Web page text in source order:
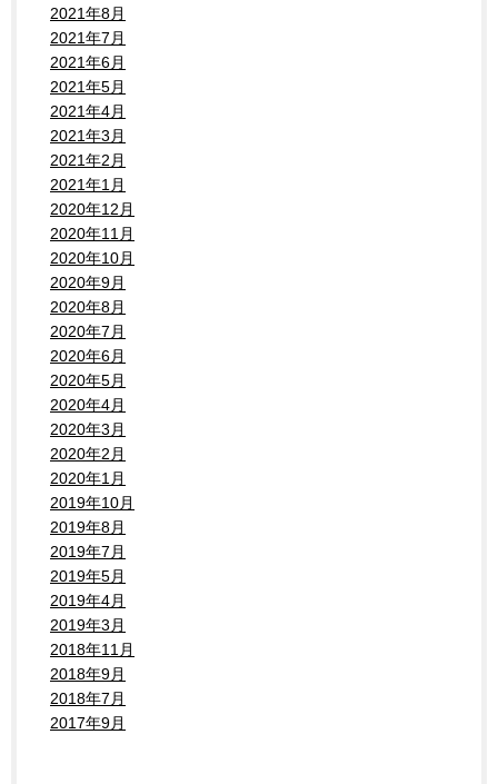
2021年8月
2021年7月
2021年6月
2021年5月
2021年4月
2021年3月
2021年2月
2021年1月
2020年12月
2020年11月
2020年10月
2020年9月
2020年8月
2020年7月
2020年6月
2020年5月
2020年4月
2020年3月
2020年2月
2020年1月
2019年10月
2019年8月
2019年7月
2019年5月
2019年4月
2019年3月
2018年11月
2018年9月
2018年7月
2017年9月